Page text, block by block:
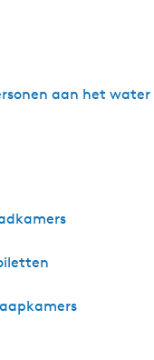
aan het water